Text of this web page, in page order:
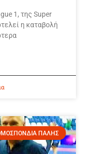
1, της Super
η καταβολή
ΠΑΛΗΣ